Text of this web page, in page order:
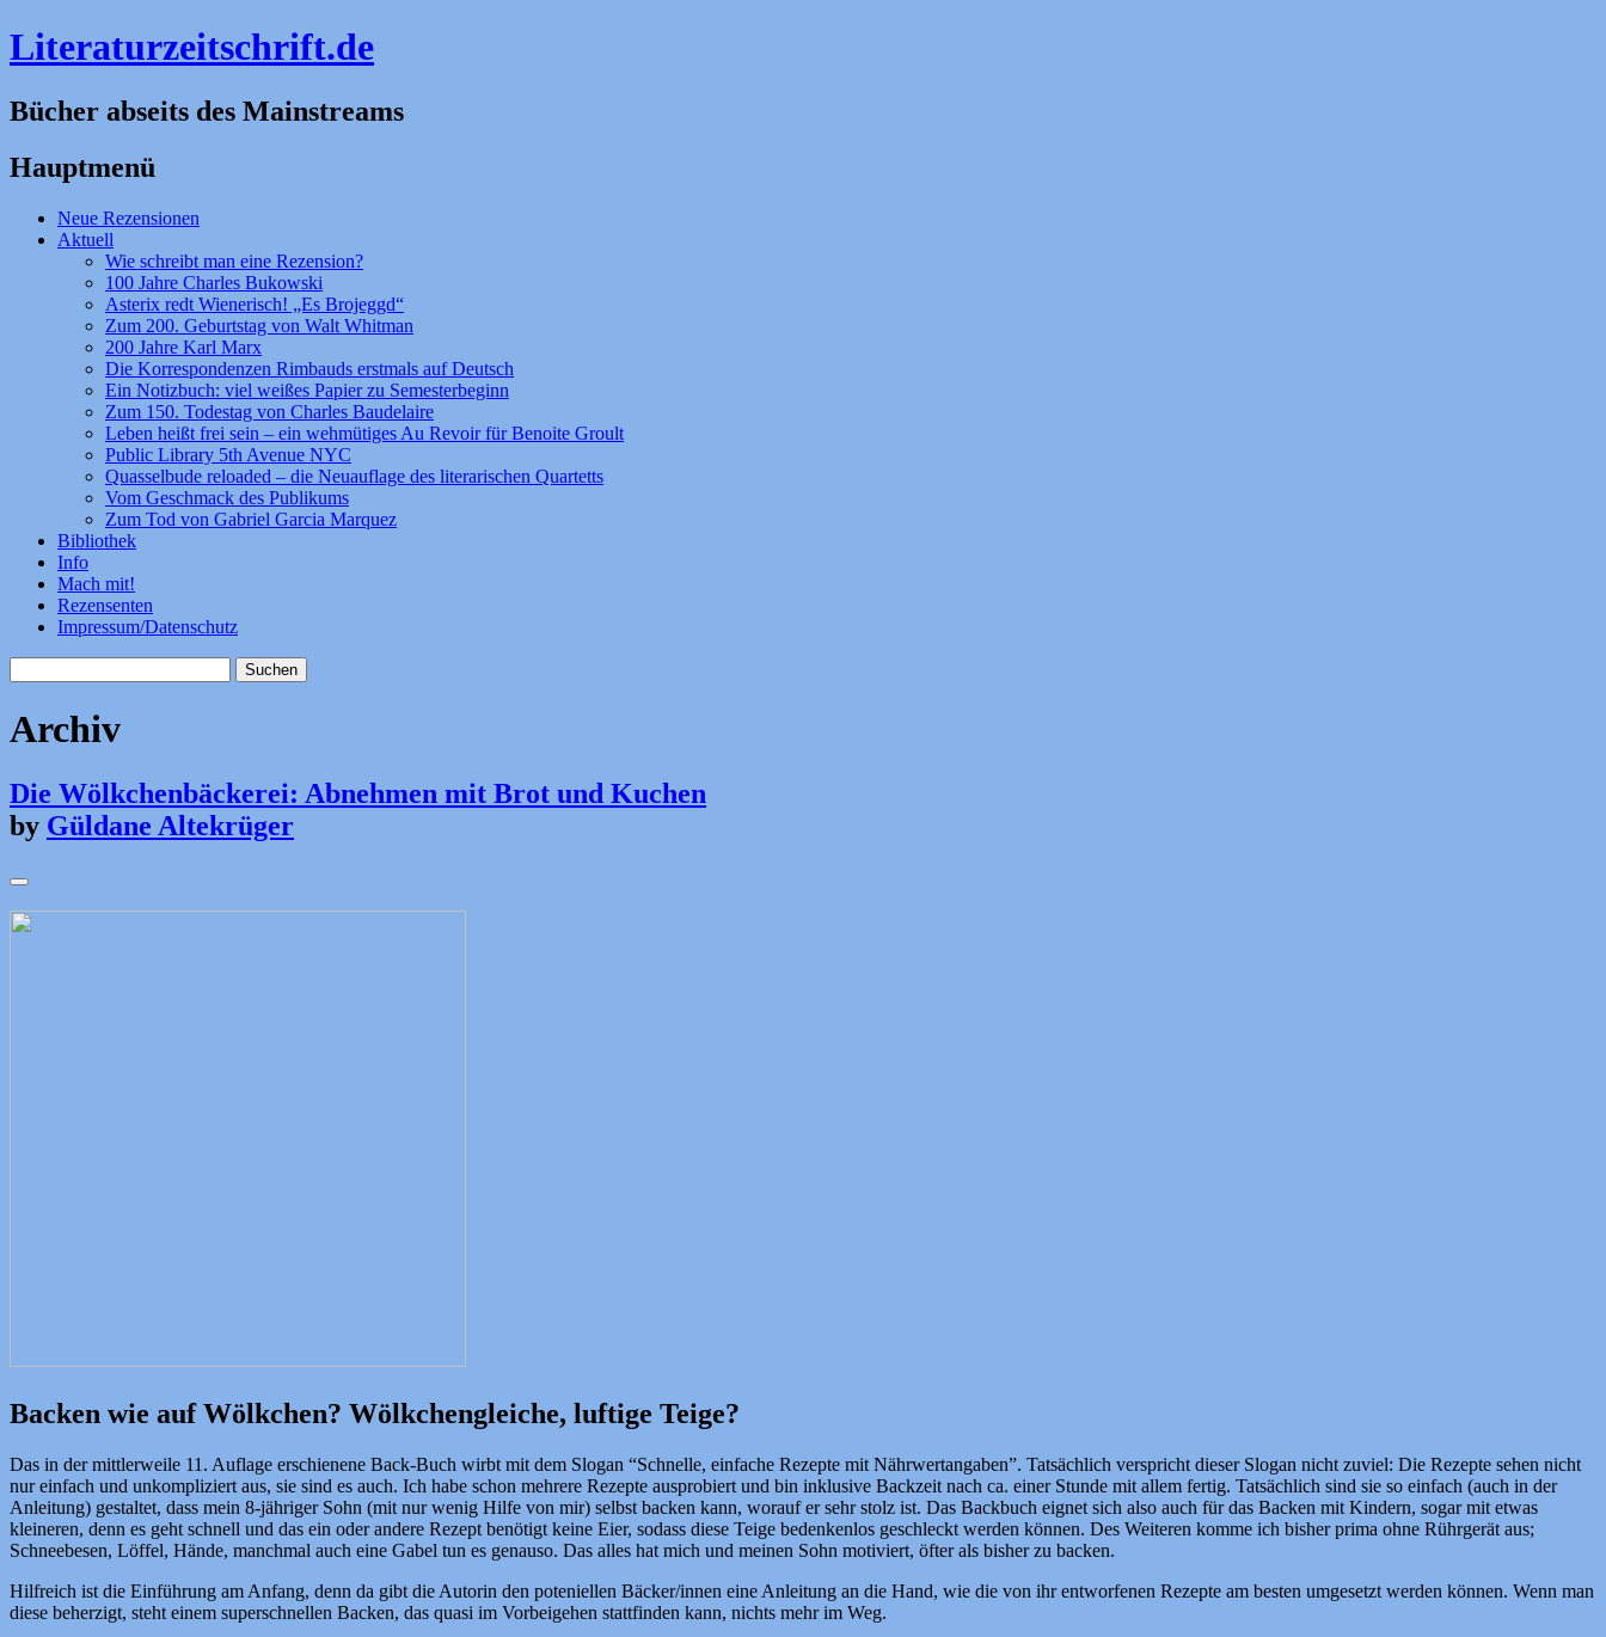
Literaturzeitschrift.de
Bücher abseits des Mainstreams
Hauptmenü
Zum
Inhalt
Neue Rezensionen
Aktuell
Wie schreibt man eine Rezension?
100 Jahre Charles Bukowski
Asterix redt Wienerisch! „Es Brojeggd“
Zum 200. Geburtstag von Walt Whitman
200 Jahre Karl Marx
Die Korrespondenzen Rimbauds erstmals auf Deutsch
Ein Notizbuch: viel weißes Papier zu Semesterbeginn
Zum 150. Todestag von Charles Baudelaire
Leben heißt frei sein – ein wehmütiges Au Revoir für Benoite Groult
Public Library 5th Avenue NYC
Quasselbude reloaded – die Neuauflage des literarischen Quartetts
Vom Geschmack des Publikums
Zum Tod von Gabriel Garcia Marquez
Bibliothek
Info
Mach mit!
Rezensenten
Impressum/Datenschutz
nach:
Archiv
Die Wölkchenbäckerei: Abnehmen mit Brot und Kuchen
by Güldane Altekrüger
Backen wie auf Wölkchen? Wölkchengleiche, luftige Teige?
Das in der mittlerweile 11. Auflage erschienene Back-Buch wirbt mit dem Slogan “Schnelle, einfache Rezepte mit Nährwertangaben”. Tatsächlich verspricht dieser Slogan nicht zuviel: Die Rezepte sehen nicht
nur einfach und unkompliziert aus, sie sind es auch. Ich habe schon mehrere Rezepte ausprobiert und bin inklusive Backzeit nach ca. einer Stunde mit allem fertig. Tatsächlich sind sie so einfach (auch in der
Anleitung) gestaltet, dass mein 8-jähriger Sohn (mit nur wenig Hilfe von mir) selbst backen kann, worauf er sehr stolz ist. Das Backbuch eignet sich also auch für das Backen mit Kindern, sogar mit etwas
kleineren, denn es geht schnell und das ein oder andere Rezept benötigt keine Eier, sodass diese Teige bedenkenlos geschleckt werden können. Des Weiteren komme ich bisher prima ohne Rührgerät aus;
Schneebesen, Löffel, Hände, manchmal auch eine Gabel tun es genauso. Das alles hat mich und meinen Sohn motiviert, öfter als bisher zu backen.
Hilfreich ist die Einführung am Anfang, denn da gibt die Autorin den poteniellen Bäcker/innen eine Anleitung an die Hand, wie die von ihr entworfenen Rezepte am besten umgesetzt werden können. Wenn man
diese beherzigt, steht einem superschnellen Backen, das quasi im Vorbeigehen stattfinden kann, nichts mehr im Weg.